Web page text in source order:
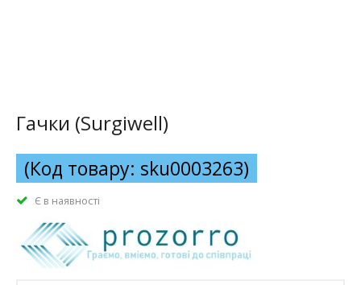
Гачки (Surgiwell)
(Код товару: sku0003263)
Є в наявності